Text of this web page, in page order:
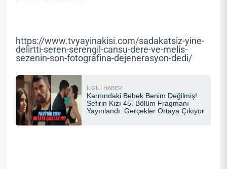
https://www.tvyayinakisi.com/sadakatsiz-yine-
delirtti-seren-serengil-cansu-dere-ve-melis-
sezenin-son-fotografina-dejenerasyon-dedi/